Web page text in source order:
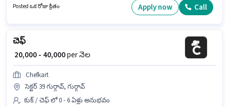
సెక్టర్ 28 గుర్గావ్, గుర్గావ్ లో ఉంది. ఈ ఉద్యోగానికి 10వ తరగతి లోపు అర్హత ఉన్న
Posted ఒక రోజు క్రితం Apply now Call
చెఫ్
₹ 20,000 - 40,000per నెల
Chefkart
సెక్టర్ 39 గుర్గావ్, గుర్గావ్
కుక్ / చెఫ్ లో 0 - 6 ఏళ్లు అనుభవం